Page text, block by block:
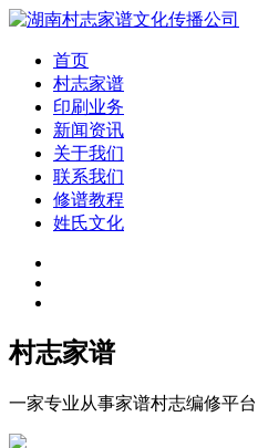
首页
村志家谱
印刷业务
新闻资讯
关于我们
联系我们
修谱教程
姓氏文化
村志家谱
一家专业从事家谱村志编修平台